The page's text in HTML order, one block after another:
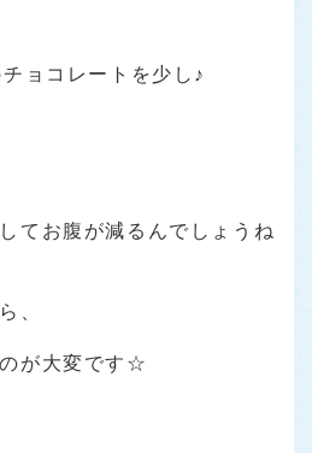
ョコレートを少し♪
てお腹が減るんでしょうね
、
が大変です☆